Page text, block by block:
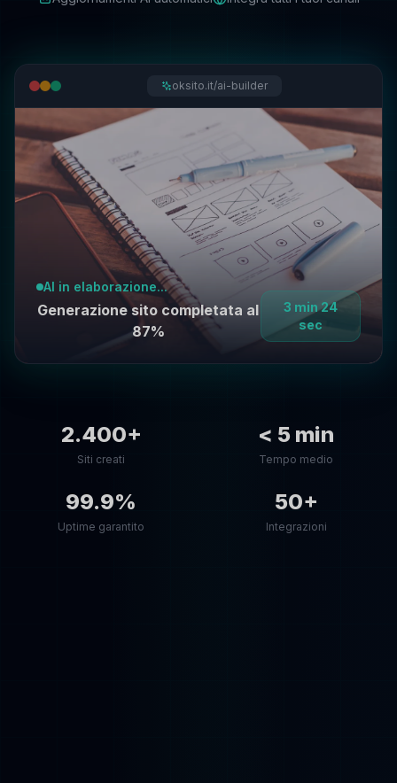
oksito.it/ai-builder
AI in elaborazione...
Generazione sito completata al
87%
3 min 24
sec
2.400+
Siti creati
< 5 min
Tempo medio
99.9%
Uptime garantito
50+
Integrazioni